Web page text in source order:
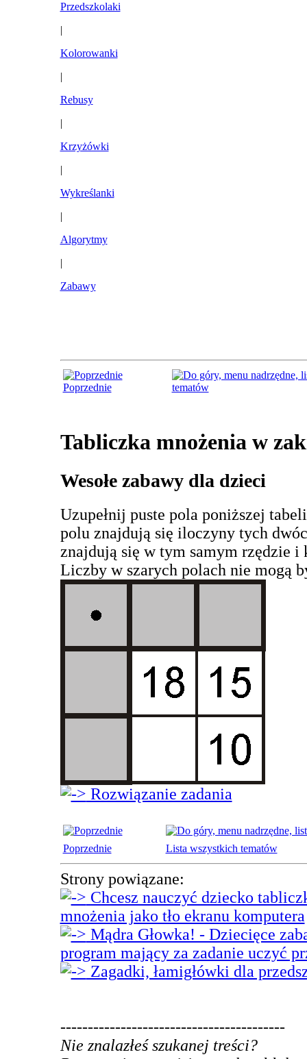
Przedszkolaki
|
Kolorowanki
|
Rebusy
|
Krzyżówki
|
Wykreślanki
|
Algorytmy
|
Zabawy
Poprzednie tematów
Tabliczka mnożenia w
Wesołe zabawy dla dzieci
Uzupełnij puste pola poniższej
polu znajdują się iloczyny tych
znajdują się w tym samym rzędzie i
Liczby w szarych polach nie mogą
Rozwiązanie zadania
Poprzednie Lista wszystkich tematów
Strony powiązane:
Chcesz nauczyć dziecko
mnożenia jako tło ekranu komputera
Mądra Głowka! - Dziecięce
program mający za zadanie uczyć
Zagadki, łamigłówki dla
-----------------------------------------
Nie znalazłeś szukanej treści?